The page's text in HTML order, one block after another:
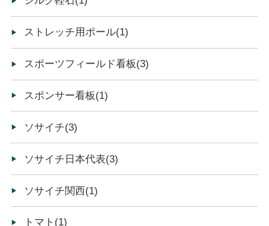
ストレッチ用ポール(1)
スポーツフィールド看板(3)
スポンサー看板(1)
ソサイチ(3)
ソサイチ日本代表(3)
ソサイチ関西(1)
トマト(1)